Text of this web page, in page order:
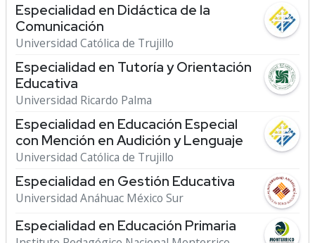
Especialidad en Didáctica de la
Comunicación
Universidad Católica de Trujillo
Especialidad en Tutoría y Orientación
Educativa
Universidad Ricardo Palma
Especialidad en Educación Especial
con Mención en Audición y Lenguaje
Universidad Católica de Trujillo
Especialidad en Gestión Educativa
Universidad Anáhuac México Sur
Especialidad en Educación Primaria